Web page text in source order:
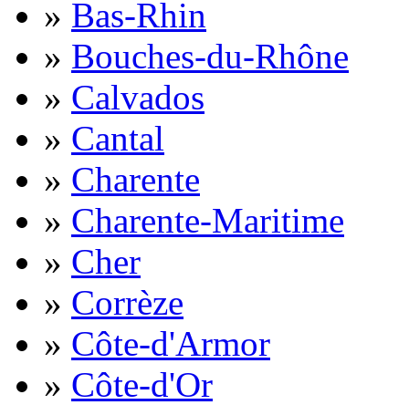
» Bas-Rhin
» Bouches-du-Rhône
» Calvados
» Cantal
» Charente
» Charente-Maritime
» Cher
» Corrèze
» Côte-d'Armor
» Côte-d'Or